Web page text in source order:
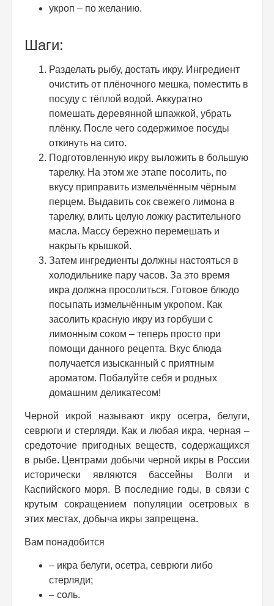
укроп – по желанию.
Шаги:
Разделать рыбу, достать икру. Ингредиент
очистить от плёночного мешка, поместить в
посуду с тёплой водой. Аккуратно
помешать деревянной шпажкой, убрать
плёнку. После чего содержимое посуды
откинуть на сито.
Подготовленную икру выложить в большую
тарелку. На этом же этапе посолить, по
вкусу приправить измельчённым чёрным
перцем. Выдавить сок свежего лимона в
тарелку, влить целую ложку растительного
масла. Массу бережно перемешать и
накрыть крышкой.
Затем ингредиенты должны настояться в
холодильнике пару часов. За это время
икра должна просолиться. Готовое блюдо
посыпать измельчённым укропом. Как
засолить красную икру из горбуши с
лимонным соком – теперь просто при
помощи данного рецепта. Вкус блюда
получается изысканный с приятным
ароматом. Побалуйте себя и родных
домашним деликатесом!
Черной икрой называют икру осетра, белуги,
севрюги и стерляди. Как и любая икра, черная –
средоточие пригодных веществ, содержащихся
в рыбе. Центрами добычи черной икры в России
исторически являются бассейны Волги и
Каспийского моря. В последние годы, в связи с
крутым сокращением популяции осетровых в
этих местах, добыча икры запрещена.
Вам понадобится
– икра белуги, осетра, севрюги либо
стерляди;
– соль.